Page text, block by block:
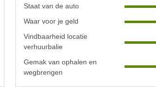
Staat van de auto
Waar voor je geld
Vindbaarheid locatie
verhuurbalie
Gemak van ophalen en
wegbrengen